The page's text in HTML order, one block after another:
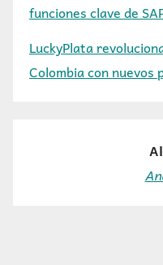
funciones clave de
LuckyPlata
Colombia con nuevos